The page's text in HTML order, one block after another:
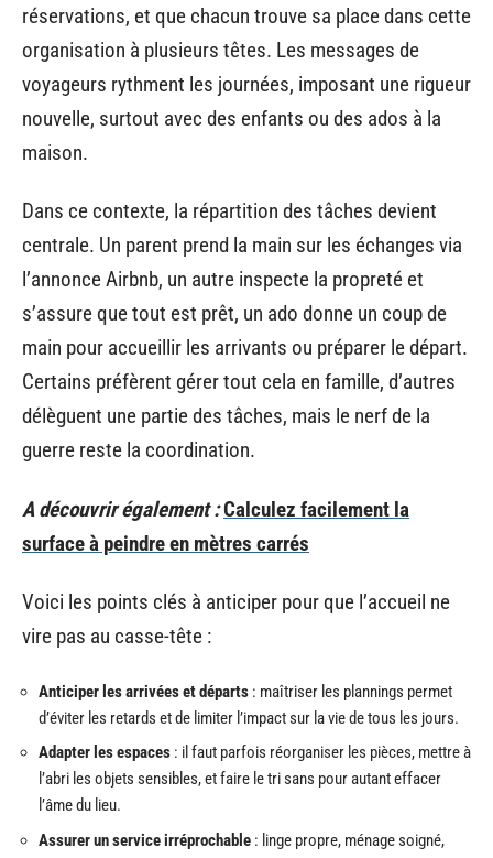
réservations, et que chacun trouve sa place dans cette
organisation à plusieurs têtes. Les messages de
voyageurs rythment les journées, imposant une rigueur
nouvelle, surtout avec des enfants ou des ados à la
maison.
Dans ce contexte, la répartition des tâches devient
centrale. Un parent prend la main sur les échanges via
l’annonce Airbnb, un autre inspecte la propreté et
s’assure que tout est prêt, un ado donne un coup de
main pour accueillir les arrivants ou préparer le départ.
Certains préfèrent gérer tout cela en famille, d’autres
délèguent une partie des tâches, mais le nerf de la
guerre reste la coordination.
A découvrir également :Calculez facilement la
surface à peindre en mètres carrés
Voici les points clés à anticiper pour que l’accueil ne
vire pas au casse-tête :
Anticiper les arrivées et départs : maîtriser les plannings permet
d’éviter les retards et de limiter l’impact sur la vie de tous les jours.
Adapter les espaces : il faut parfois réorganiser les pièces, mettre à
l’abri les objets sensibles, et faire le tri sans pour autant effacer
l’âme du lieu.
Assurer un service irréprochable : linge propre, ménage soigné,